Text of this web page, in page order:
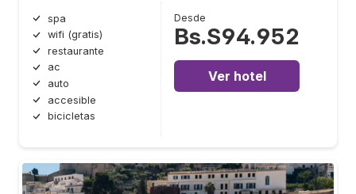
spa
wifi (gratis)
restaurante
ac
auto
accesible
bicicletas
Desde
Bs.S94.952
Ver hotel